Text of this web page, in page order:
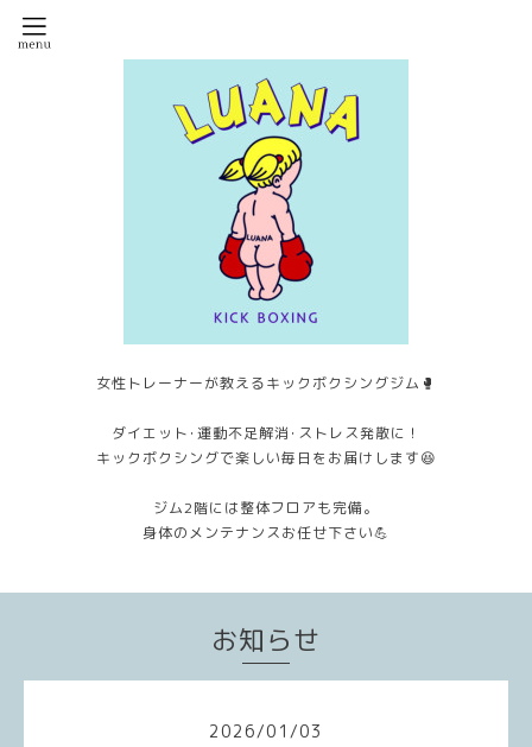
女性トレーナーが教えるキックボクシングジム🥊
ダイエット･運動不足解消･ストレス発散に！
キックボクシングで楽しい毎日をお届けします😆
ジム2階には整体フロアも完備。
身体のメンテナンスお任せ下さい💪
お知らせ
2026/01 /03